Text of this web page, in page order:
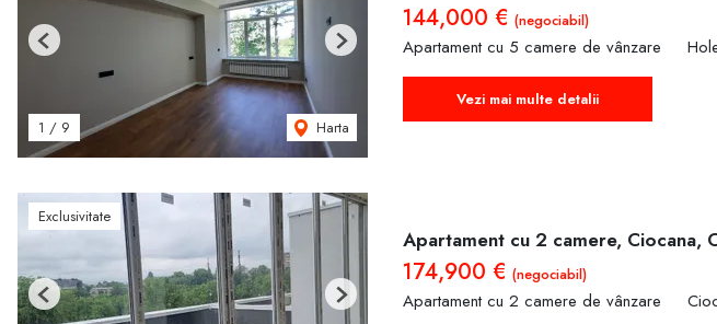
1 / 9 Harta
Previous Next
144,000 € (negociabil)
Apartament cu 5 camere de vânzare
Vezi mai multe detalii
Exclusivitate
Previous Next
Apartament cu 2 camere, Ciocana,
174,900 € (negociabil)
Apartament cu 2 camere de vânzare